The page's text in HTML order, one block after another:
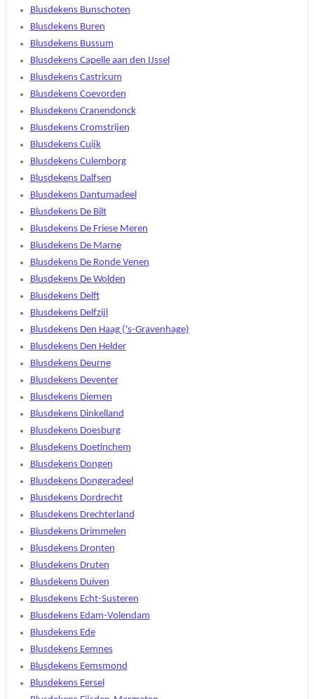
Blusdekens Bunschoten
Blusdekens Buren
Blusdekens Bussum
Blusdekens Capelle aan den IJssel
Blusdekens Castricum
Blusdekens Coevorden
Blusdekens Cranendonck
Blusdekens Cromstrijen
Blusdekens Cuijk
Blusdekens Culemborg
Blusdekens Dalfsen
Blusdekens Dantumadeel
Blusdekens De Bilt
Blusdekens De Friese Meren
Blusdekens De Marne
Blusdekens De Ronde Venen
Blusdekens De Wolden
Blusdekens Delft
Blusdekens Delfzijl
Blusdekens Den Haag ('s-Gravenhage)
Blusdekens Den Helder
Blusdekens Deurne
Blusdekens Deventer
Blusdekens Diemen
Blusdekens Dinkelland
Blusdekens Doesburg
Blusdekens Doetinchem
Blusdekens Dongen
Blusdekens Dongeradeel
Blusdekens Dordrecht
Blusdekens Drechterland
Blusdekens Drimmelen
Blusdekens Dronten
Blusdekens Druten
Blusdekens Duiven
Blusdekens Echt-Susteren
Blusdekens Edam-Volendam
Blusdekens Ede
Blusdekens Eemnes
Blusdekens Eemsmond
Blusdekens Eersel